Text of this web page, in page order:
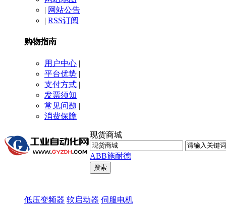
| 网站公告
| RSS订阅
购物指南
用户中心 |
平台优势 |
支付方式 |
发票须知
常见问题 |
消费保障
现货商城
ABB施耐德
低压变频器 软启动器 伺服电机